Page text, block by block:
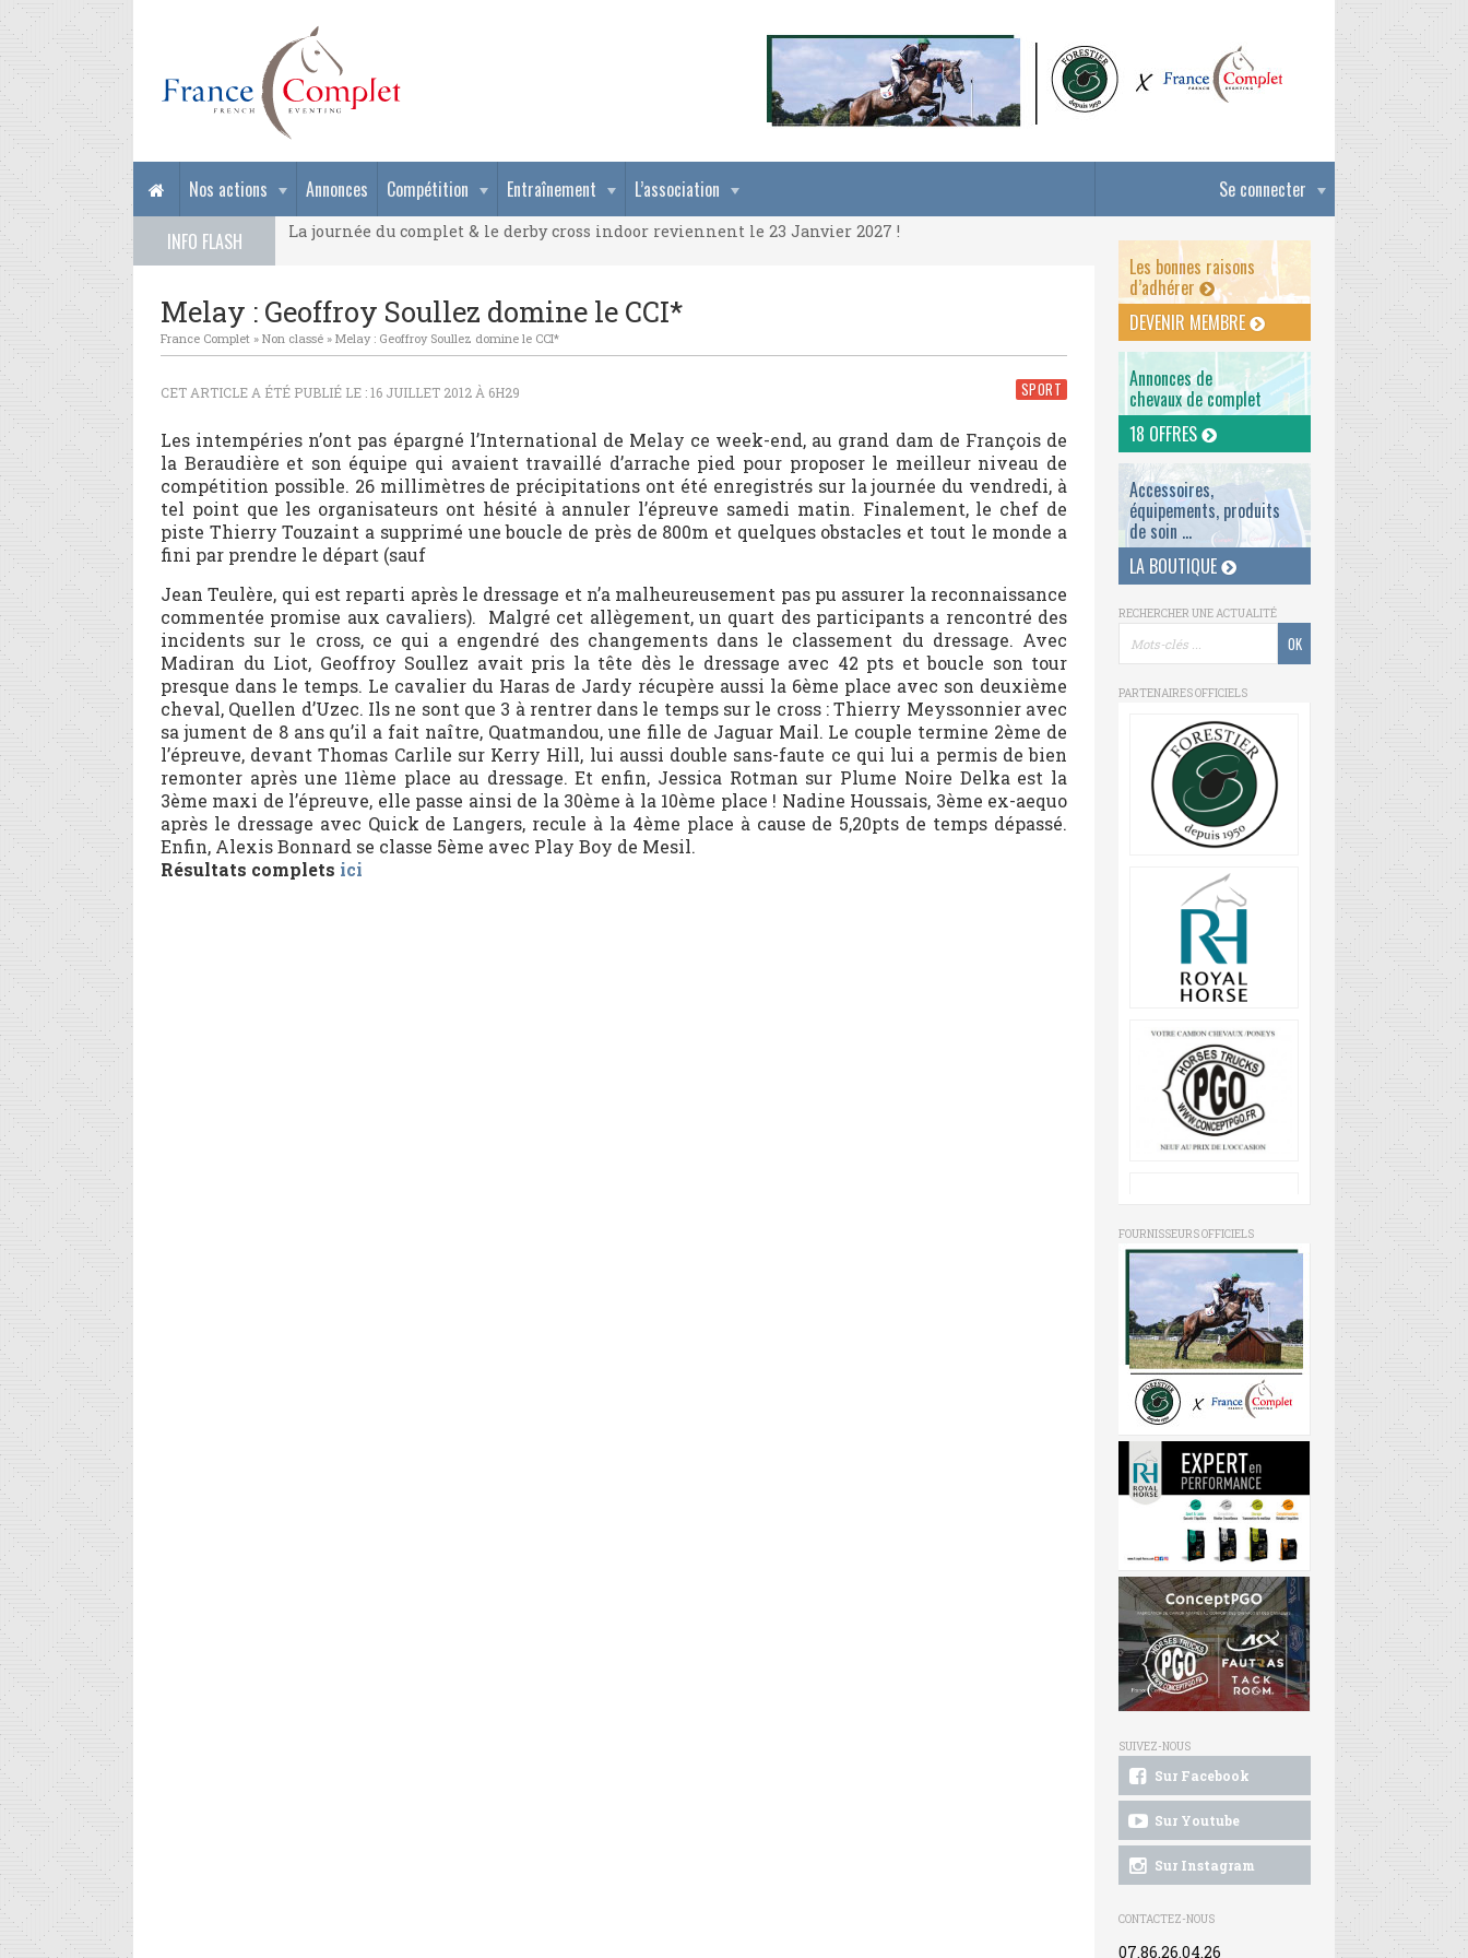
Se connecter
Nos actions Annonces Compétition Entraînement
L’association
INFO FLASH
La journée du complet & le derby cross indoor reviennent le 23 Janvier 2027 !
La journée du complet & le derby cross indoor reviennent le 23 Janvier 2027 !
Melay : Geoffroy Soullez domine le CCI*
France Complet » Non classé » Melay : Geoffroy Soullez domine le CCI*
SPORT
CET ARTICLE A ÉTÉ PUBLIÉ LE : 16 JUILLET 2012 À 6H29
Les intempéries n’ont pas épargné l’International de Melay ce week-end, au grand dam de François de
la Beraudière et son équipe qui avaient travaillé d’arrache pied pour proposer le meilleur niveau de
compétition possible. 26 millimètres de précipitations ont été enregistrés sur la journée du vendredi, à
tel point que les organisateurs ont hésité à annuler l’épreuve samedi matin. Finalement, le chef de
piste Thierry Touzaint a supprimé une boucle de près de 800m et quelques obstacles et tout le monde a
fini par prendre le départ (sauf
Jean Teulère, qui est reparti après le dressage et n’a malheureusement pas pu assurer la reconnaissance
commentée promise aux cavaliers). Malgré cet allègement, un quart des participants a rencontré des
incidents sur le cross, ce qui a engendré des changements dans le classement du dressage. Avec
Madiran du Liot, Geoffroy Soullez avait pris la tête dès le dressage avec 42 pts et boucle son tour
presque dans le temps. Le cavalier du Haras de Jardy récupère aussi la 6ème place avec son deuxième
cheval, Quellen d’Uzec. Ils ne sont que 3 à rentrer dans le temps sur le cross : Thierry Meyssonnier avec
sa jument de 8 ans qu’il a fait naître, Quatmandou, une fille de Jaguar Mail. Le couple termine 2ème de
l’épreuve, devant Thomas Carlile sur Kerry Hill, lui aussi double sans-faute ce qui lui a permis de bien
remonter après une 11ème place au dressage. Et enfin, Jessica Rotman sur Plume Noire Delka est la
3ème maxi de l’épreuve, elle passe ainsi de la 30ème à la 10ème place ! Nadine Houssais, 3ème ex-aequo
après le dressage avec Quick de Langers, recule à la 4ème place à cause de 5,20pts de temps dépassé.
Enfin, Alexis Bonnard se classe 5ème avec Play Boy de Mesil.
Résultats complets ici
Les bonnes raisons
d’adhérer
DEVENIR MEMBRE
Annonces de
chevaux de complet
18 OFFRES
Accessoires,
équipements, produits
de soin ...
LA BOUTIQUE
RECHERCHER UNE ACTUALITÉ
PARTENAIRES OFFICIELS
FOURNISSEURS OFFICIELS
SUIVEZ-NOUS
Sur Facebook
Sur Youtube
Sur Instagram
CONTACTEZ-NOUS
07.86.26.04.26